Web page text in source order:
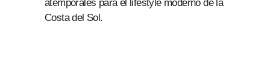
atemporales para el lifestyle moderno de la
Costa del Sol.